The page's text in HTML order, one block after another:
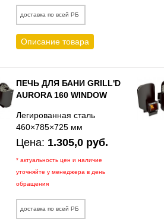
доставка по всей РБ
Описание товара
ПЕЧЬ ДЛЯ БАНИ GRILL'D
AURORA 160 WINDOW
Легированная сталь
460×785×725 мм
Цена: 1.305,0 руб.
* актуальность цен и наличие
уточняйте у менеджера в день
обращения
доставка по всей РБ